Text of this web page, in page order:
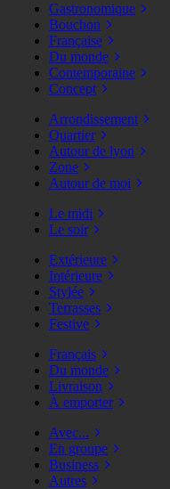
Gastronomique
Bouchon
Française
Du monde
Contemporaine
Concept
Arrondissement
Quartier
Autour de lyon
Zone
Autour de moi
Le midi
Le soir
Extérieure
Intérieure
Stylée
Terrasses
Festive
Français
Du monde
Livraison
À emporter
Avec...
En groupe
Business
Autres